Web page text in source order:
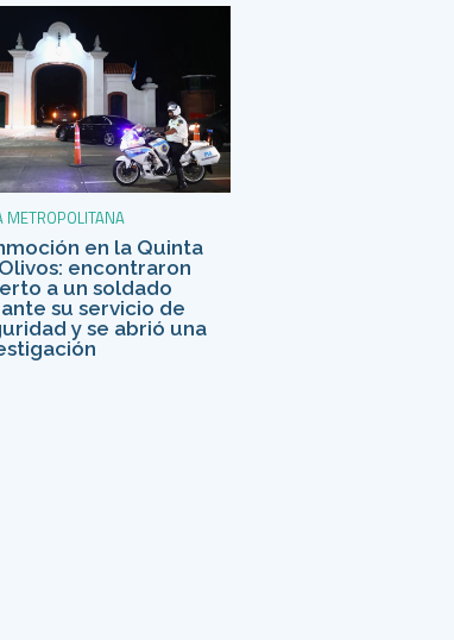
METROPOLITANA
en la Quinta
encontraron
a un soldado
su servicio de
y se abrió una